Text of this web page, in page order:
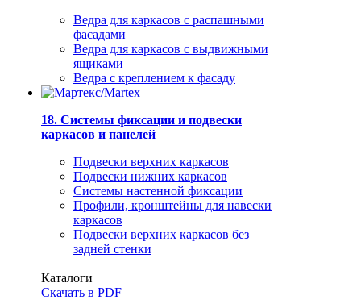
Ведра для каркасов с распашными
фасадами
Ведра для каркасов с выдвижными
ящиками
Ведра с креплением к фасаду
18. Системы фиксации и подвески
каркасов и панелей
Подвески верхних каркасов
Подвески нижних каркасов
Системы настенной фиксации
Профили, кронштейны для навески
каркасов
Подвески верхних каркасов без
задней стенки
Каталоги
Скачать в PDF